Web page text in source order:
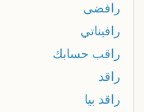
رافضى
رافيناتي
راقب حسابك
راقد
راقد بيا